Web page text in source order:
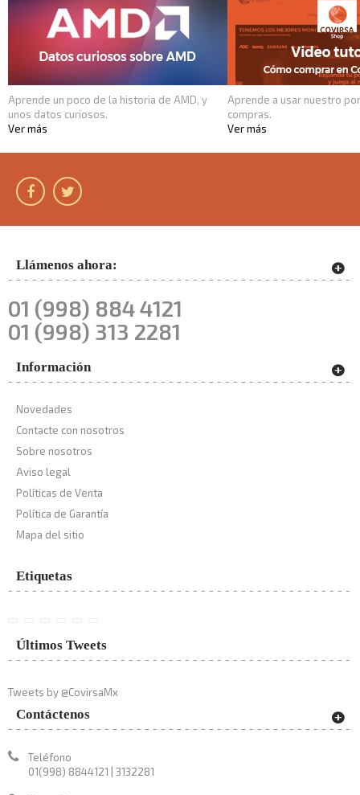
Aprende un poco de la historia de AMD, y
unos datos curiosos.
Ver más
Aprende a usar nuestro
compras.
Ver más
Llámenos ahora:
01 (998) 884 4121
01 (998) 313 2281
Información
Novedades
Contacte con nosotros
Sobre nosotros
Aviso legal
Políticas de Venta
Política de Garantía
Mapa del sitio
Etiquetas
Últimos Tweets
Tweets by @CovirsaMx
Contáctenos
Teléfono
01(998) 8844121 | 3132281